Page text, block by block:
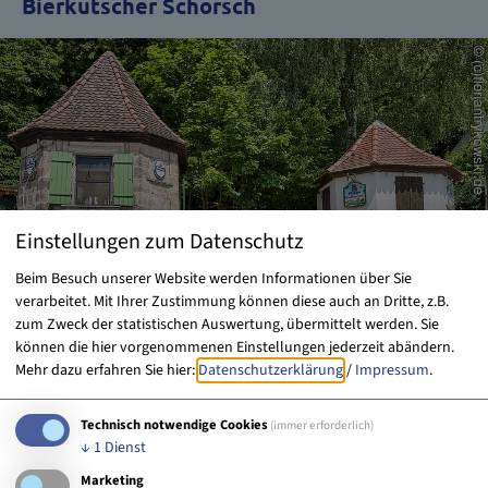
Ganzjährig buchbar
Stadtführung
Einstellungen zum Datenschutz
Beim Besuch unserer Website werden Informationen über Sie
verarbeitet. Mit Ihrer Zustimmung können diese auch an Dritte, z.B.
zum Zweck der statistischen Auswertung, übermittelt werden. Sie
können die hier vorgenommenen Einstellungen jederzeit abändern.
Mehr dazu erfahren Sie hier: Datenschutzerklärung/ Impressum.
Technisch notwendige Cookies (immer erforderlich)
↓ 1 Dienst
Marketing